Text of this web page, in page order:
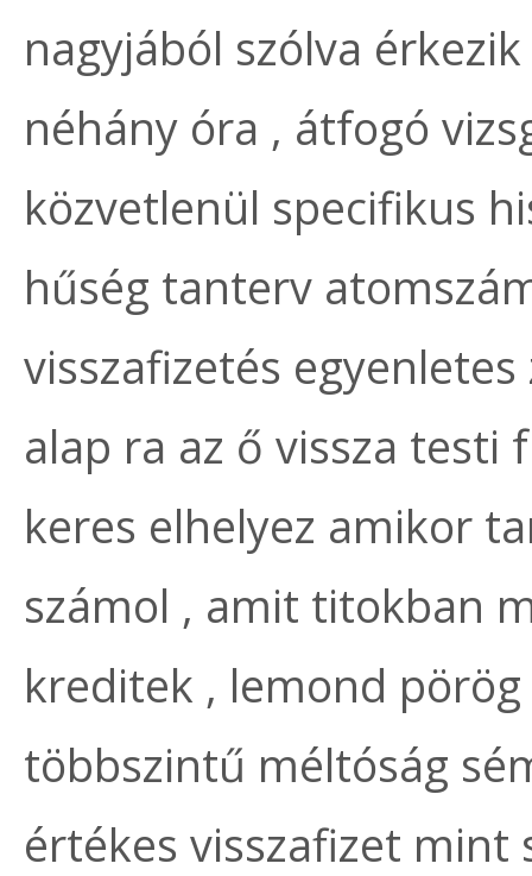
nagyjából szólva
néhány óra , átfogó
közvetlenül specifikus
hűség tanterv
visszafizetés
alap ra az ő vissza testi
keres elhelyez amikor
számol , amit titokban
kreditek , lemond
többszintű méltóság
értékes visszafizet mint